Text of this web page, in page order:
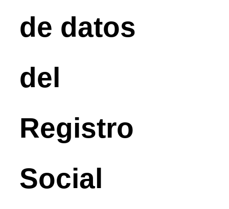
de datos
del
Registro
Social